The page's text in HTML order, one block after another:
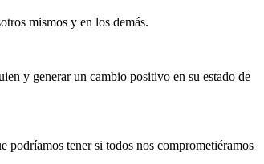
mismos y en los demás.
y generar un cambio positivo en su estado de
podríamos tener si todos nos comprometiéramos